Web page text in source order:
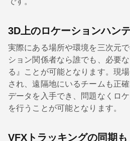
3D上のロケーションハン
実際にある場所や環境を三次元
ション関係者なら誰でも、必要
る』ことが可能となります。現
され、遠隔地にいるチームも正
データを入手でき、問題なくロ
を行うことが可能となります。
VFXトラッキングの同期も